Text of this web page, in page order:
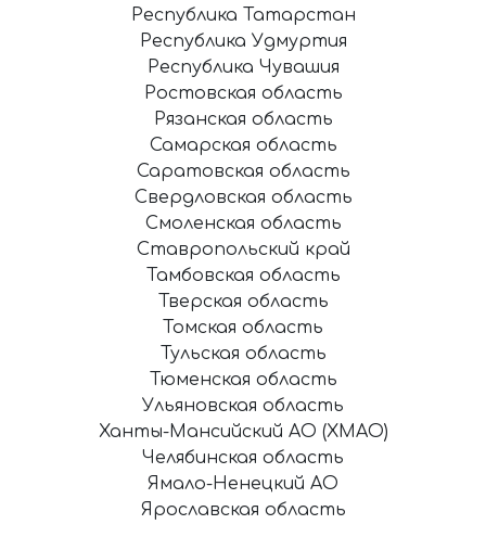
Республика Татарстан
Республика Удмуртия
Республика Чувашия
Ростовская область
Рязанская область
Самарская область
Саратовская область
Свердловская область
Смоленская область
Ставропольский край
Тамбовская область
Тверская область
Томская область
Тульская область
Тюменская область
Ульяновская область
Ханты-Мансийский АО (ХМАО)
Челябинская область
Ямало-Ненецкий АО
Ярославская область